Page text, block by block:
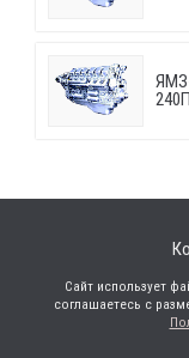
240П
Сайт использует
соглашаетесь с